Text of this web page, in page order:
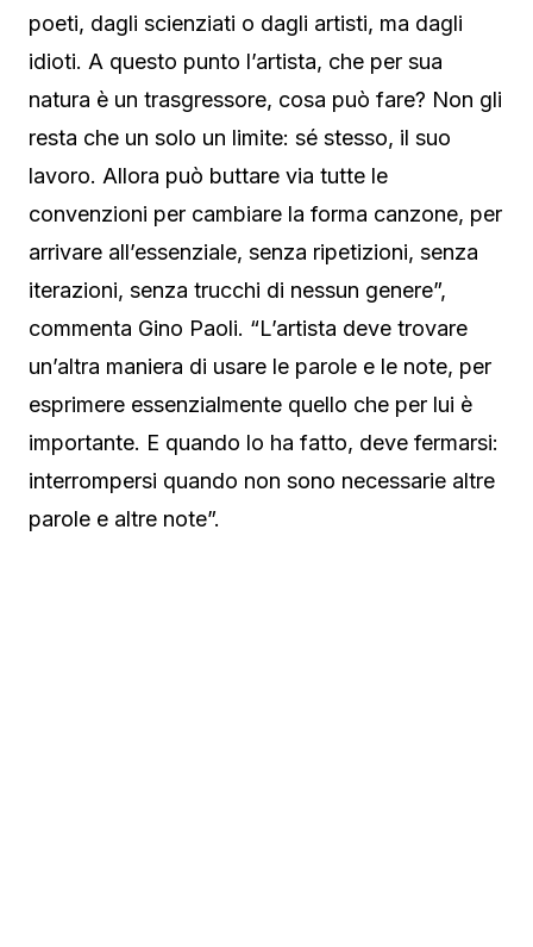
poeti, dagli scienziati o dagli artisti, ma dagli
idioti. A questo punto l’artista, che per sua
natura è un trasgressore, cosa può fare? Non gli
resta che un solo un limite: sé stesso, il suo
lavoro. Allora può buttare via tutte le
convenzioni per cambiare la forma canzone, per
arrivare all’essenziale, senza ripetizioni, senza
iterazioni, senza trucchi di nessun genere”,
commenta Gino Paoli. “L’artista deve trovare
un’altra maniera di usare le parole e le note, per
esprimere essenzialmente quello che per lui è
importante. E quando lo ha fatto, deve fermarsi:
interrompersi quando non sono necessarie altre
parole e altre note”.